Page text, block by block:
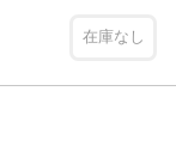
在庫なし